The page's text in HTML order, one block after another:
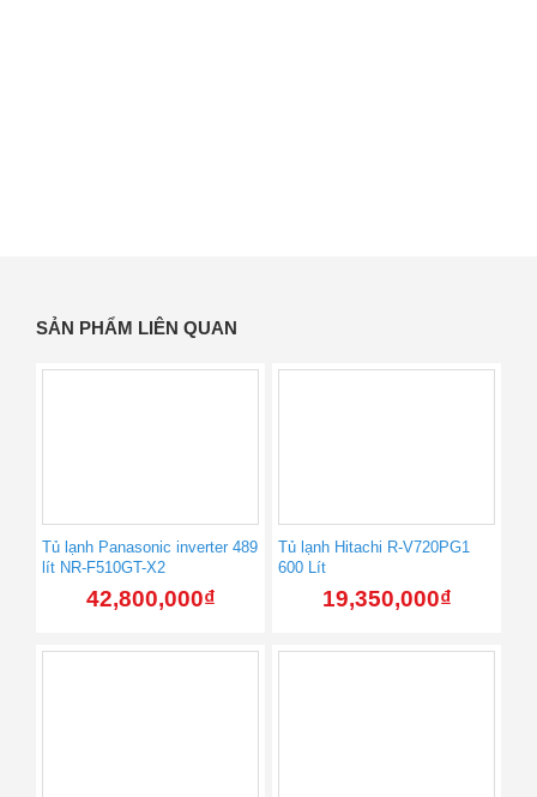
SẢN PHẨM LIÊN QUAN
Tủ lạnh Panasonic inverter 489
lít NR-F510GT-X2
42,800,000₫
Tủ lạnh Hitachi R-V720PG1
600 Lít
19,350,000₫